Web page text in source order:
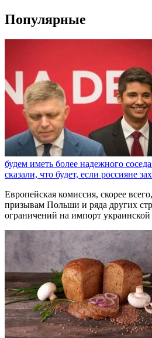
Популярные
будем иметь более надежного
сказали, что будет, если россияне
Европейская комиссия, скорее
призывам Польши и ряда других
ограничений на импорт